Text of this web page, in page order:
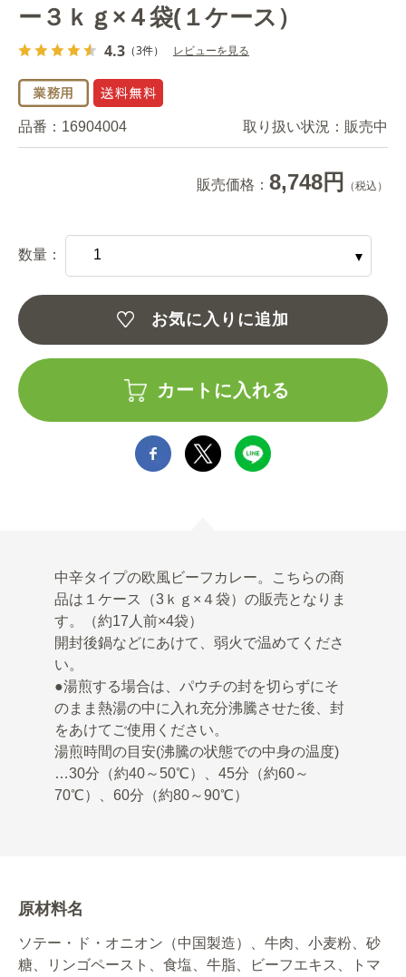
ー３ｋｇ×４袋(１ケース）
4.3 （3件） レビューを見る
品番： 16904004 取り扱い状況： 販売中
販売価格： 8,748円 （税込）
数量：
お気に入りに追加
カートに入れる
中辛タイプの欧風ビーフカレー。こちらの商
品は１ケース（3ｋｇ×４袋）の販売となりま
す。（約17人前×4袋）
開封後鍋などにあけて、弱火で温めてくださ
い。
●湯煎する場合は、パウチの封を切らずにそ
のまま熱湯の中に入れ充分沸騰させた後、封
をあけてご使用ください。
湯煎時間の目安(沸騰の状態での中身の温度)
…30分（約40～50℃）、45分（約60～
70℃）、60分（約80～90℃）
原材料名
ソテー・ド・オニオン（中国製造）、牛肉、小麦粉、砂
糖、リンゴペースト、食塩、牛脂、ビーフエキス、トマ